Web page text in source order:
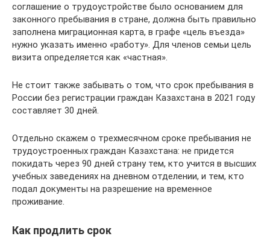
соглашение о трудоустройстве было основанием для
законного пребывания в стране, должна быть правильно
заполнена миграционная карта, в графе «цель въезда»
нужно указать именно «работу». Для членов семьи цель
визита определяется как «частная».
Не стоит также забывать о том, что срок пребывания в
России без регистрации граждан Казахстана в 2021 году
составляет 30 дней.
Отдельно скажем о трехмесячном сроке пребывания не
трудоустроенных граждан Казахстана: не придется
покидать через 90 дней страну тем, кто учится в высших
учебных заведениях на дневном отделении, и тем, кто
подал документы на разрешение на временное
проживание.
Как продлить срок